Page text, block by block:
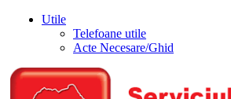
Utile
Telefoane utile
Acte Necesare/Ghid